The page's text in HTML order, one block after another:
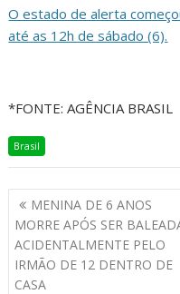
O estado de alerta
até as 12h de sábado (6).
*FONTE: AGÊNCIA BRASIL
Brasil
MENINA DE 6 ANOS
MORRE APÓS SER
ACIDENTALMENTE PELO
IRMÃO DE 12 DENTRO DE
CASA